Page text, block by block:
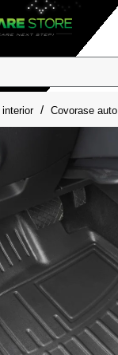
Covorase auto